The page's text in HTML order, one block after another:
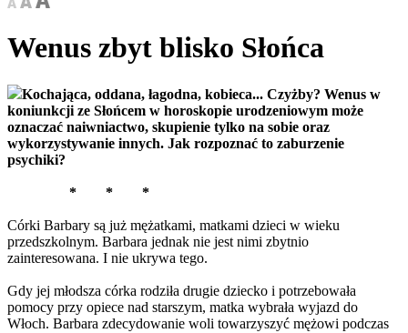
Wenus zbyt blisko Słońca
Kochająca, oddana, łagodna, kobieca... Czyżby? Wenus w
koniunkcji ze Słońcem w horoskopie urodzeniowym może
oznaczać naiwniactwo, skupienie tylko na sobie oraz
wykorzystywanie innych. Jak rozpoznać to zaburzenie
psychiki?
* * *
Córki Barbary są już mężatkami, matkami dzieci w wieku
przedszkolnym. Barbara jednak nie jest nimi zbytnio
zainteresowana. I nie ukrywa tego.
Gdy jej młodsza córka rodziła drugie dziecko i potrzebowała
pomocy przy opiece nad starszym, matka wybrała wyjazd do
Włoch. Barbara zdecydowanie woli towarzyszyć mężowi podczas